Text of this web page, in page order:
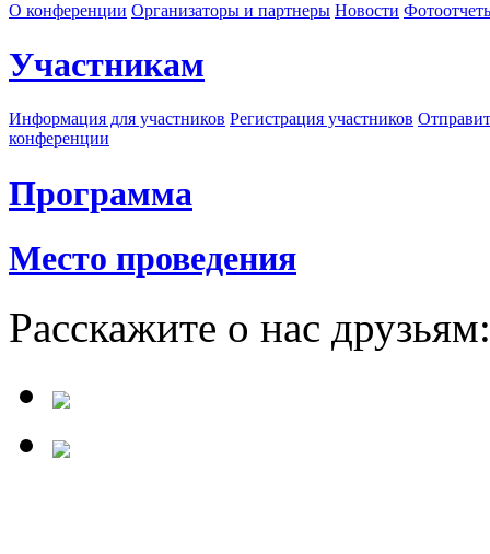
О конференции Организаторы и партнеры Новости
Участникам
Информация для участников Регистрация участников
конференции
Программа
Место проведения
Расскажите о нас друзьям: